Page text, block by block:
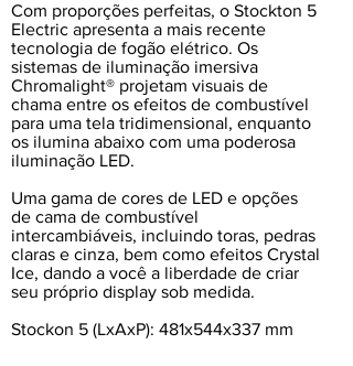
Com proporções perfeitas, o Stockton 5
Electric apresenta a mais recente
tecnologia de fogão elétrico. Os
sistemas de iluminação imersiva
Chromalight® projetam visuais de
chama entre os efeitos de combustível
para uma tela tridimensional, enquanto
os ilumina abaixo com uma poderosa
iluminação LED.
Uma gama de cores de LED e opções
de cama de combustível
intercambiáveis, incluindo toras, pedras
claras e cinza, bem como efeitos Crystal
Ice, dando a você a liberdade de criar
seu próprio display sob medida.
Stockon 5 (LxAxP): 481x544x337 mm